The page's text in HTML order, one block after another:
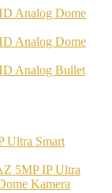
Analog Dome
Analog Dome
Analog Bullet
Ultra Smart
5MP IP Ultra
Kamera